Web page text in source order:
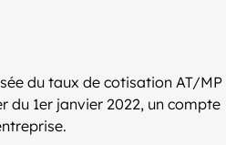
du taux de cotisation AT/MP
1er janvier 2022, un compte